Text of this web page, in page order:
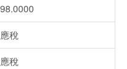
98.0000
應稅
應稅